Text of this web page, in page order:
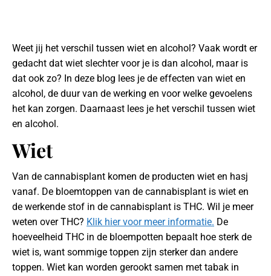
Weet jij het verschil tussen wiet en alcohol? Vaak wordt er
gedacht dat wiet slechter voor je is dan alcohol, maar is
dat ook zo? In deze blog lees je de effecten van wiet en
alcohol, de duur van de werking en voor welke gevoelens
het kan zorgen. Daarnaast lees je het verschil tussen wiet
en alcohol.
Wiet
Van de cannabisplant komen de producten wiet en hasj
vanaf. De bloemtoppen van de cannabisplant is wiet en
de werkende stof in de cannabisplant is THC. Wil je meer
weten over THC? Klik hier voor meer informatie. De
hoeveelheid THC in de bloempotten bepaalt hoe sterk de
wiet is, want sommige toppen zijn sterker dan andere
toppen. Wiet kan worden gerookt samen met tabak in